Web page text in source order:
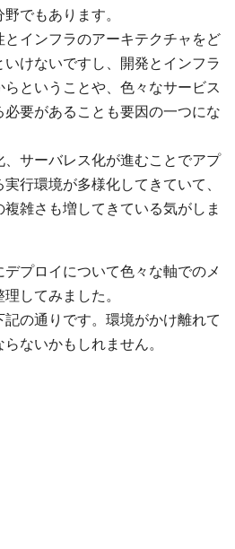
でもあります。
インフラのアーキテクチャをど
けないですし、開発とインフラ
ということや、色々なサービス
要があることも要因の一つにな
、サーバレス化が進むことでアプ
行環境が多様化してきていて、
雑さも増してきている気がしま
プロイについて色々な軸でのメ
してみました。
の通りです。環境がかけ離れて
ないかもしれません。